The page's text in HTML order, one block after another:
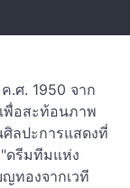
.ศ. 1950 จาก
พื่อสะท้อนภาพ
ลปะการแสดงที่
ดรีมทีมแห่ง
ทองจากเวที